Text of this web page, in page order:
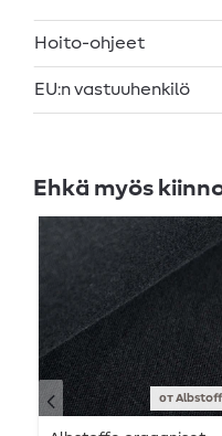
Hoito-ohjeet
EU:n vastuuhenkilö
Ehkä myös
от